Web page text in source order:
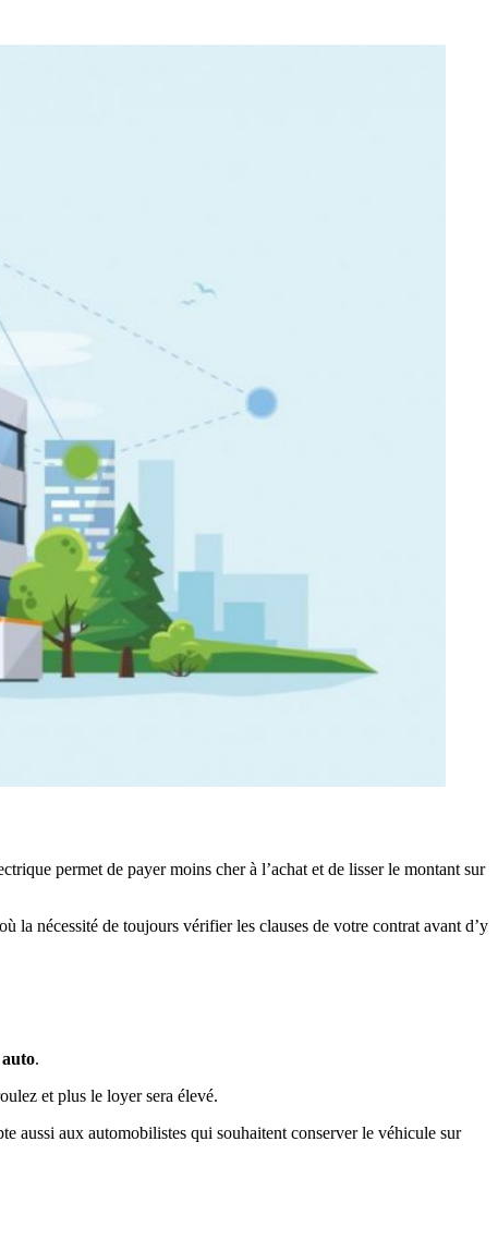
permet de payer moins cher à l’achat et de lisser le montant sur
la nécessité de toujours vérifier les clauses de votre contrat avant d’y
.
et plus le loyer sera élevé.
aussi aux automobilistes qui souhaitent conserver le véhicule sur